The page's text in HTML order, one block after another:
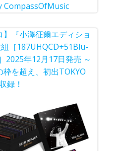
CompassOfMusic
】『小澤征爾エディショ
［187UHQCD+51Blu-
2025年12月17日発売 ～
枠を超え、初出TOKYO
録！